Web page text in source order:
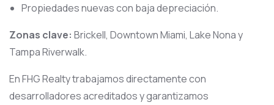
Propiedades nuevas con baja depreciación.
Zonas clave: Brickell, Downtown Miami, Lake Nona y
Tampa Riverwalk.
En FHG Realty trabajamos directamente con
desarrolladores acreditados y garantizamos